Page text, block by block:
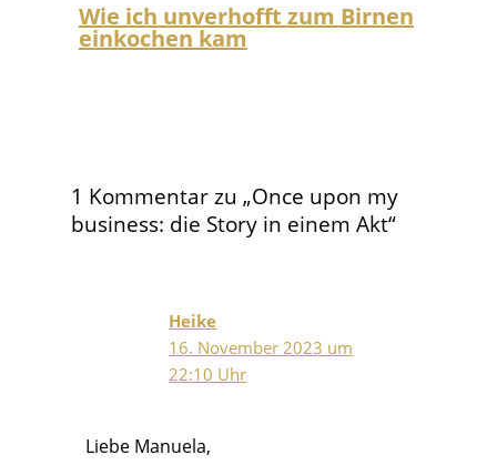
Wie ich unverhofft zum Birnen
einkochen kam
1 Kommentar zu „Once upon my
business: die Story in einem Akt“
Heike
16. November 2023 um
22:10 Uhr
Liebe Manuela,